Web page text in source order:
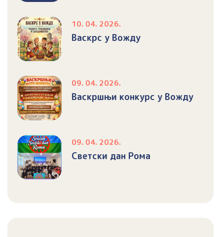
10. 04. 2026.
Васкрс у Вожду
09. 04. 2026.
Васкршњи конкурс у Вожду
09. 04. 2026.
Светски дан Рома